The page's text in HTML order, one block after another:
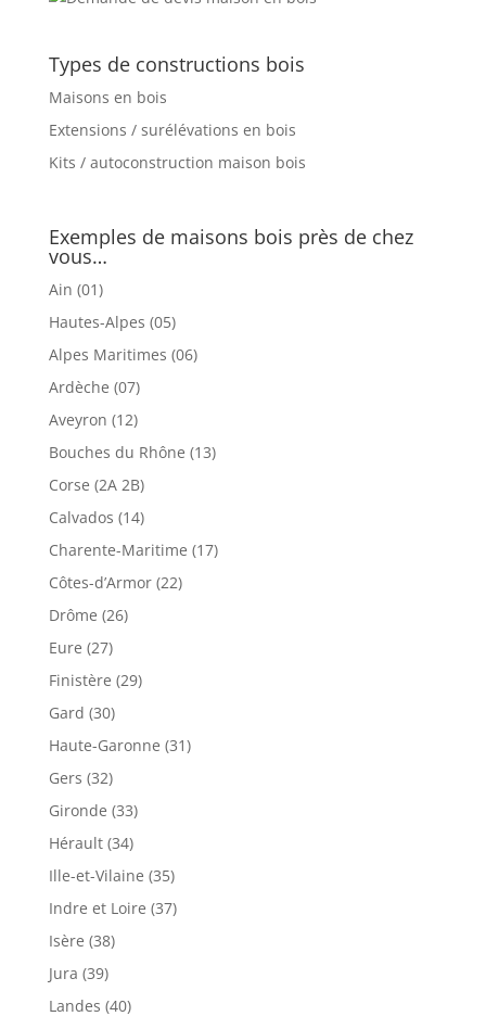
Types de constructions bois
Maisons en bois
Extensions / surélévations en bois
Kits / autoconstruction maison bois
Exemples de maisons bois près de chez
vous…
Ain (01)
Hautes-Alpes (05)
Alpes Maritimes (06)
Ardèche (07)
Aveyron (12)
Bouches du Rhône (13)
Corse (2A 2B)
Calvados (14)
Charente-Maritime (17)
Côtes-d’Armor (22)
Drôme (26)
Eure (27)
Finistère (29)
Gard (30)
Haute-Garonne (31)
Gers (32)
Gironde (33)
Hérault (34)
Ille-et-Vilaine (35)
Indre et Loire (37)
Isère (38)
Jura (39)
Landes (40)